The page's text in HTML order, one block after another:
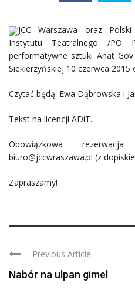
JCC Warszawa oraz
Instytutu Teatralnego /PO
performatywne sztuki Anat
Siekierzyńskiej 10 czerwca 2015
Czytać będą: Ewa Dąbrowska i
Tekst na licencji ADiT.
Obowiązkowa rezerwacja
biuro@jccwraszawa.pl (z
Zapraszamy!
Previous Article
Nabór na ulpan gimel